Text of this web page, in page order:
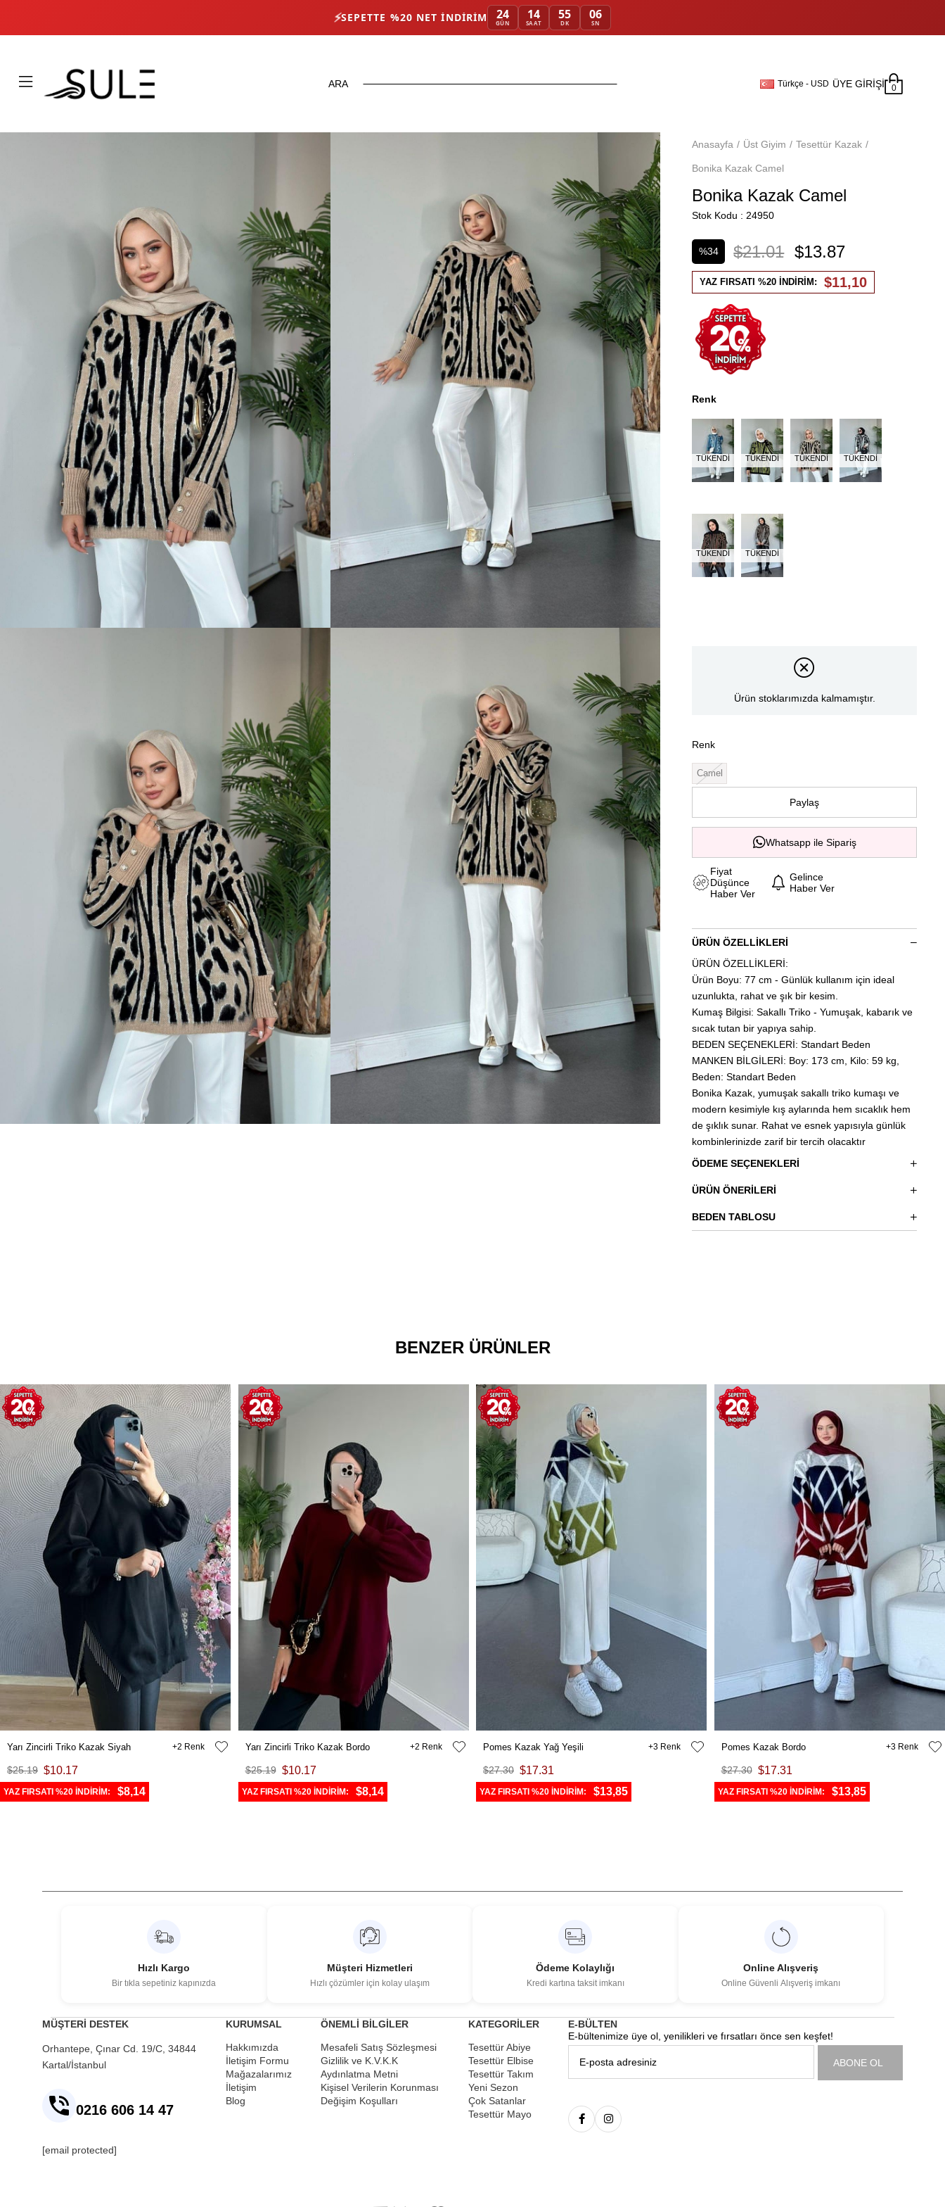
⚡SEPETTE %20 NET İNDIRIM 24
GÜN
14
SAAT
55
DK
04
SN
Türkçe - USD ÜYE GIRIŞI 0
Anasayfa Üst Giyim Tesettür Kazak
Bonika Kazak Camel
Bonika Kazak Camel
Stok Kodu 24950
%34
İndirim
$21.01 $13.87
YAZ FIRSATI %20 İNDİRİM: $11,10
Renk
TÜKENDI TÜKENDI TÜKENDI TÜKENDI
TÜKENDI TÜKENDI
Ürün stoklarımızda kalmamıştır.
Renk
Camel
Paylaş
Whatsapp ile Sipariş
Fiyat
Düşünce
Haber Ver
Gelince
Haber Ver
ÜRÜN ÖZELLIKLERI
ÜRÜN ÖZELLİKLERİ:
Ürün Boyu: 77 cm - Günlük kullanım için ideal
uzunlukta, rahat ve şık bir kesim.
Kumaş Bilgisi: Sakallı Triko - Yumuşak, kabarık ve
sıcak tutan bir yapıya sahip.
BEDEN SEÇENEKLERİ: Standart Beden
MANKEN BİLGİLERİ: Boy: 173 cm, Kilo: 59 kg,
Beden: Standart Beden
Bonika Kazak, yumuşak sakallı triko kumaşı ve
modern kesimiyle kış aylarında hem sıcaklık hem
de şıklık sunar. Rahat ve esnek yapısıyla günlük
kombinlerinizde zarif bir tercih olacaktır
ÖDEME SEÇENEKLERI
ÜRÜN ÖNERILERI
BEDEN TABLOSU
BENZER ÜRÜNLER
Yarı Zincirli Triko Kazak Siyah
$10.17
$25.19
2
YAZ FIRSATI %20 İNDİRİM: $8,14
Yarı Zincirli Triko Kazak Bordo
$10.17
$25.19
2
YAZ FIRSATI %20 İNDİRİM: $8,14
Pomes Kazak Yağ Yeşili
$17.31
$27.30
3
YAZ FIRSATI %20 İNDİRİM: $13,85
Pomes Kazak Bordo
$17.31
$27.30
3
YAZ FIRSATI %20 İNDİRİM: $13,85
Hızlı Kargo
Bir tıkla sepetiniz kapınızda
Müşteri Hizmetleri
Hızlı çözümler için kolay ulaşım
Ödeme Kolaylığı
Kredi kartına taksit imkanı
Online Alışveriş
Online Güvenli Alışveriş imkanı
MÜŞTERİ DESTEK
Orhantepe, Çınar Cd. 19/C, 34844
Kartal/İstanbul
0216 606 14 47
[email protected]
KURUMSAL
Hakkımızda
İletişim Formu
Mağazalarımız
İletişim
Blog
ÖNEMLİ BİLGİLER
Mesafeli Satış Sözleşmesi
Gizlilik ve K.V.K.K
Aydınlatma Metni
Kişisel Verilerin Korunması
Değişim Koşulları
KATEGORİLER
Tesettür Abiye
Tesettür Elbise
Tesettür Takım
Yeni Sezon
Çok Satanlar
Tesettür Mayo
E-BÜLTEN
E-bültenimize üye ol, yenilikleri ve fırsatları önce sen keşfet!
ABONE OL